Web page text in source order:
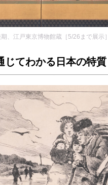
、江戸東京博物館蔵［5/26まで展示］
じてわかる日本の特質